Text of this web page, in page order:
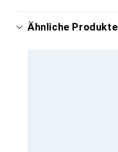
Ähnliche Produkte